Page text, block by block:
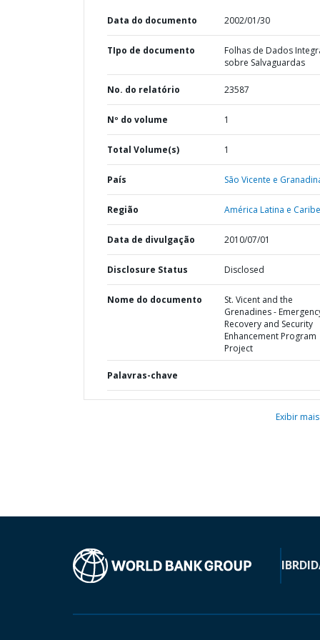
Data do documento 2002/01/30
TIpo de documento
Folhas de Dados
sobre Salvaguardas
No. do relatório 23587
Nº do volume 1
Total Volume(s) 1
País São Vicente e
Região América Latina e
Data de divulgação 2010/07/01
Disclosure Status Disclosed
Nome do documento
St. Vicent and the
Grenadines -
Recovery and Security
Enhancement Program
Project
Palavras-chave
Exibir mais
IBRD